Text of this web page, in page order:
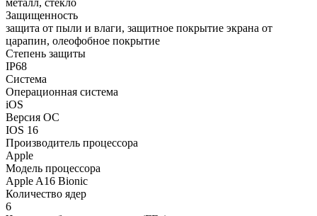
металл, стекло
Защищенность
защита от пыли и влаги, защитное покрытие экрана от
царапин, олеофобное покрытие
Степень защиты
IP68
Система
Операционная система
iOS
Версия ОС
IOS 16
Производитель процессора
Apple
Модель процессора
Apple A16 Bionic
Количество ядер
6